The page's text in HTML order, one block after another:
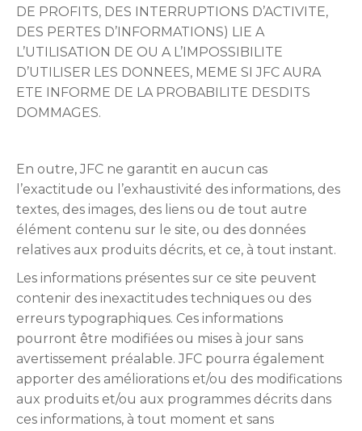
DE PROFITS, DES INTERRUPTIONS D’ACTIVITE,
DES PERTES D’INFORMATIONS) LIE A
L’UTILISATION DE OU A L’IMPOSSIBILITE
D’UTILISER LES DONNEES, MEME SI JFC AURA
ETE INFORME DE LA PROBABILITE DESDITS
DOMMAGES.
En outre, JFC ne garantit en aucun cas
l’exactitude ou l’exhaustivité des informations, des
textes, des images, des liens ou de tout autre
élément contenu sur le site, ou des données
relatives aux produits décrits, et ce, à tout instant.
Les informations présentes sur ce site peuvent
contenir des inexactitudes techniques ou des
erreurs typographiques. Ces informations
pourront être modifiées ou mises à jour sans
avertissement préalable. JFC pourra également
apporter des améliorations et/ou des modifications
aux produits et/ou aux programmes décrits dans
ces informations, à tout moment et sans